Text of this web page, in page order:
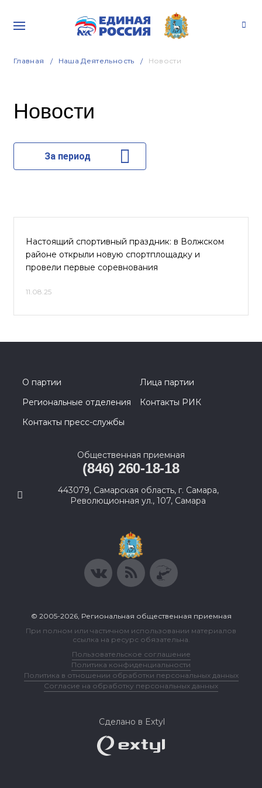
Главная Наша Деятельность Новости
Новости
За период
Настоящий спортивный праздник: в Волжском
районе открыли новую спортплощадку и
провели первые соревнования
11.08.25
О партии
Лица партии
Региональные отделения
Контакты РИК
Контакты пресс-службы
Общественная приемная
(846) 260-18-18
443079, Самарская область, г. Самара,
Революционная ул., 107, Самара
© 2005-2026, Региональная общественная приемная
При полном или частичном использовании материалов
ссылка на ресурс обязательна.
Пользовательское соглашение
Политика конфиденциальности
Политика в отношении обработки персональных данных
Согласие на обработку персональных данных
Сделано в Extyl